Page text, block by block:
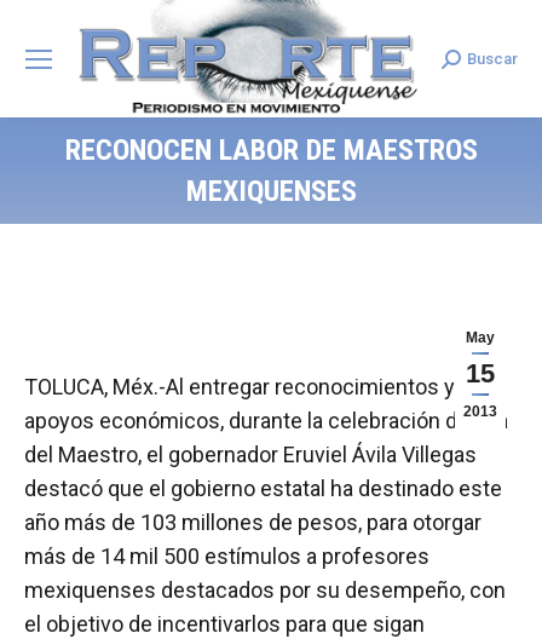
Search:
Buscar
RECONOCEN LABOR DE MAESTROS
MEXIQUENSES
May
15
2013
TOLUCA, Méx.-Al entregar reconocimientos y
apoyos económicos, durante la celebración del Día
del Maestro, el gobernador Eruviel Ávila Villegas
destacó que el gobierno estatal ha destinado este
año más de 103 millones de pesos, para otorgar
más de 14 mil 500 estímulos a profesores
mexiquenses destacados por su desempeño, con
el objetivo de incentivarlos para que sigan